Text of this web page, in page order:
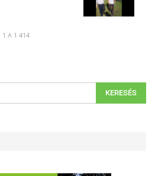
1 A 1 414